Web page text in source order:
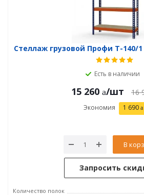
Стеллаж грузовой Профи Т-140/1
Есть в наличии
15 260 /шт 16
Экономия 1 690
В
Запросить
Количество полок